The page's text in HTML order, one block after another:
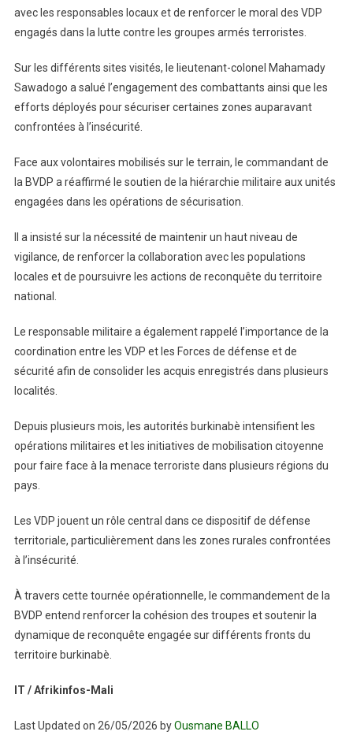
avec les responsables locaux et de renforcer le moral des VDP
engagés dans la lutte contre les groupes armés terroristes.
Sur les différents sites visités, le lieutenant-colonel Mahamady
Sawadogo a salué l’engagement des combattants ainsi que les
efforts déployés pour sécuriser certaines zones auparavant
confrontées à l’insécurité.
Face aux volontaires mobilisés sur le terrain, le commandant de
la BVDP a réaffirmé le soutien de la hiérarchie militaire aux unités
engagées dans les opérations de sécurisation.
Il a insisté sur la nécessité de maintenir un haut niveau de
vigilance, de renforcer la collaboration avec les populations
locales et de poursuivre les actions de reconquête du territoire
national.
Le responsable militaire a également rappelé l’importance de la
coordination entre les VDP et les Forces de défense et de
sécurité afin de consolider les acquis enregistrés dans plusieurs
localités.
Depuis plusieurs mois, les autorités burkinabè intensifient les
opérations militaires et les initiatives de mobilisation citoyenne
pour faire face à la menace terroriste dans plusieurs régions du
pays.
Les VDP jouent un rôle central dans ce dispositif de défense
territoriale, particulièrement dans les zones rurales confrontées
à l’insécurité.
À travers cette tournée opérationnelle, le commandement de la
BVDP entend renforcer la cohésion des troupes et soutenir la
dynamique de reconquête engagée sur différents fronts du
territoire burkinabè.
IT / Afrikinfos-Mali
Last Updated on 26/05/2026 byOusmane BALLO